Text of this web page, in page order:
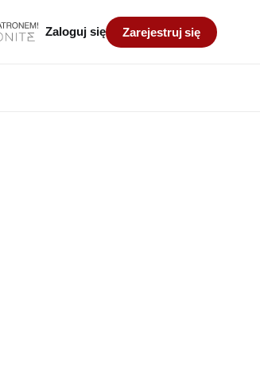
Zaloguj się Zarejestruj się